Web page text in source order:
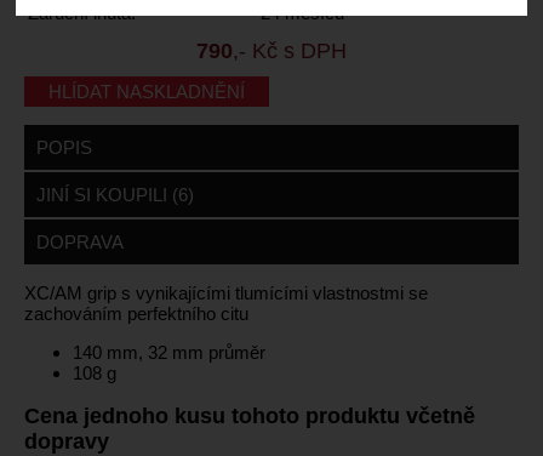
Záruční lhůta:
24 měsíců
790,- Kč s DPH
HLÍDAT NASKLADNĚNÍ
POPIS
JINÍ SI KOUPILI (6)
DOPRAVA
XC/AM grip s vynikajícími tlumícími vlastnostmi se
zachováním perfektního citu
140 mm, 32 mm průměr
108 g
Cena jednoho kusu tohoto produktu včetně
dopravy